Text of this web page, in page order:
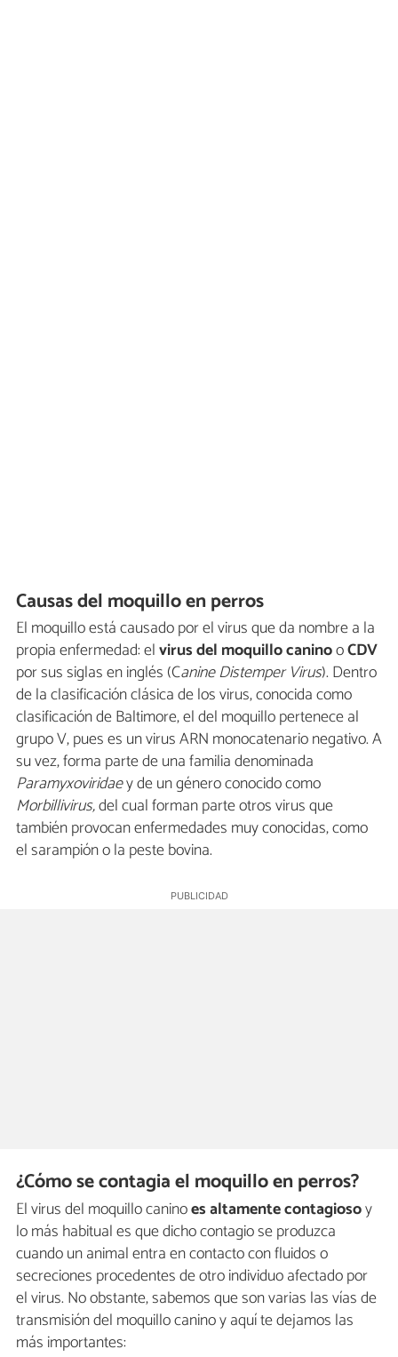
Causas del moquillo en perros
El moquillo está causado por el virus que da nombre a la
propia enfermedad: elvirus del moquillo caninooCDV
por sus siglas en inglés (Canine Distemper Virus). Dentro
de la clasificación clásica de los virus, conocida como
clasificación de Baltimore, el del moquillo pertenece al
grupo V, pues es un virus ARN monocatenario negativo. A
su vez, forma parte de una familia denominada
Paramyxoviridaey de un género conocido como
Morbillivirus,del cual forman parte otros virus que
también provocan enfermedades muy conocidas, como
el sarampión o la peste bovina.
¿Cómo se contagia el moquillo en perros?
El virus del moquillo caninoes altamente contagiosoy
lo más habitual es que dicho contagio se produzca
cuando un animal entra en contacto con fluidos o
secreciones procedentes de otro individuo afectado por
el virus. No obstante, sabemos que son varias las vías de
transmisión del moquillo canino y aquí te dejamos las
más importantes: